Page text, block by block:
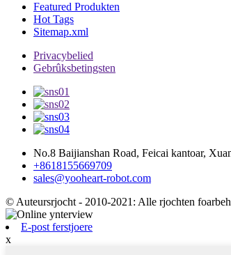
Featured Produkten
Hot Tags
Sitemap.xml
Privacybelied
Gebrûksbetingsten
No.8 Baijianshan Road, Feicai kantoar,
+8618155669709
sales@yooheart-robot.com
© Auteursrjocht - 2010-2021: Alle rjochten
E-post ferstjoere
x